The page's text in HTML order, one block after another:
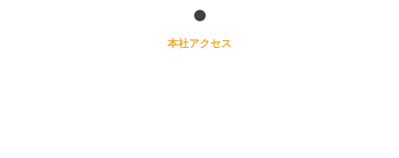
本社アクセス